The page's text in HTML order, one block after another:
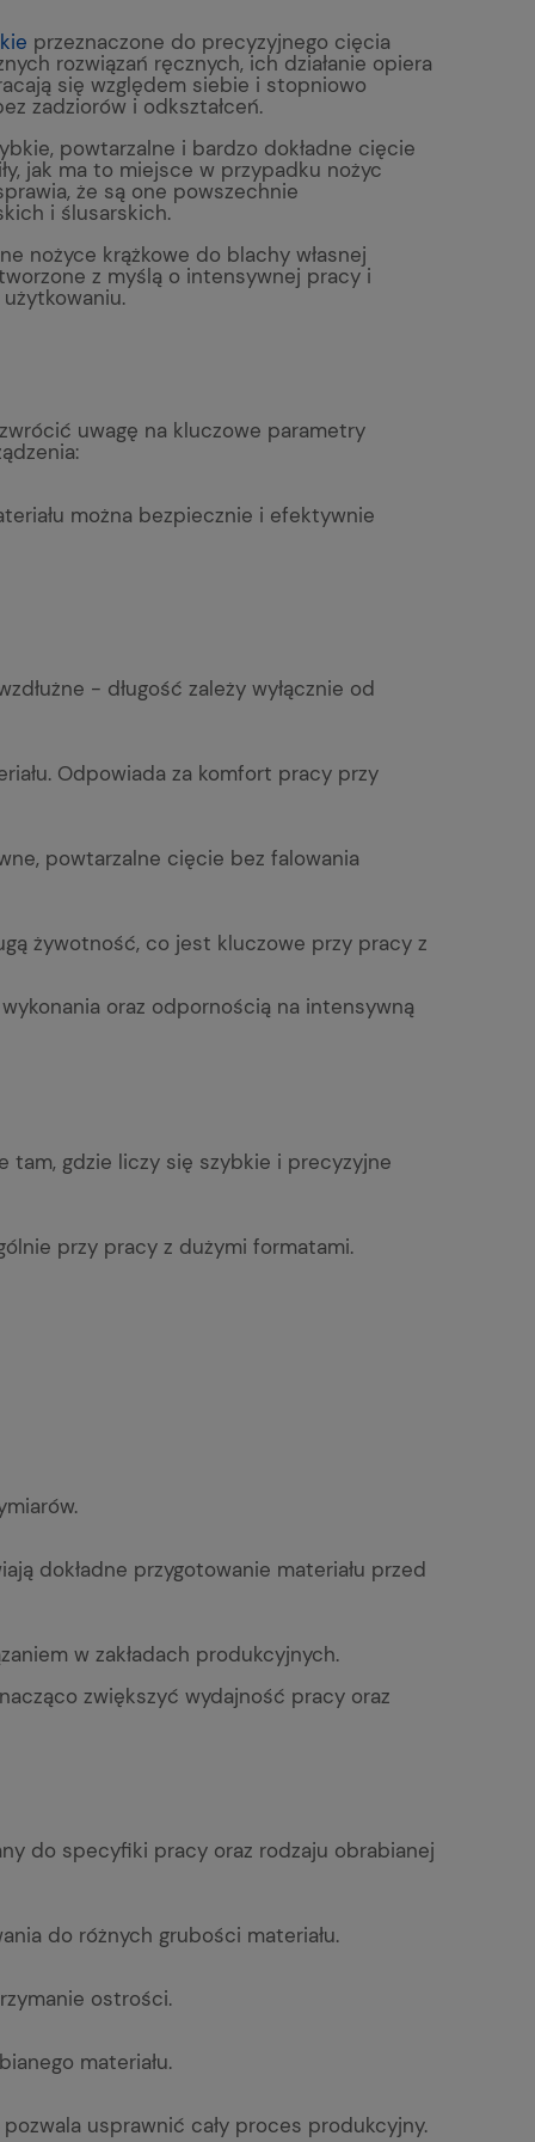
przeznaczone do precyzyjnego cięcia
rozwiązań ręcznych, ich działanie opiera
się względem siebie i stopniowo
zadziorów i odkształceń.
powtarzalne i bardzo dokładne cięcie
jak ma to miejsce w przypadku nożyc
że są one powszechnie
i ślusarskich.
nożyce krążkowe do blachy własnej
z myślą o intensywnej pracy i
uwagę na kluczowe parametry
można bezpiecznie i efektywnie
- długość zależy wyłącznie od
Odpowiada za komfort pracy przy
powtarzalne cięcie bez falowania
żywotność, co jest kluczowe przy pracy z
oraz odpornością na intensywną
tam, gdzie liczy się szybkie i precyzyjne
przy pracy z dużymi formatami.
dokładne przygotowanie materiału przed
w zakładach produkcyjnych.
zwiększyć wydajność pracy oraz
do specyfiki pracy oraz rodzaju obrabianej
do różnych grubości materiału.
ostrości.
materiału.
usprawnić cały proces produkcyjny.